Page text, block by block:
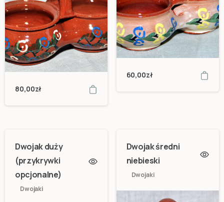
80,00zł
60,00zł
Dwojak duży
(przykrywki
opcjonalne)
Dwojaki
Dwojak średni
niebieski
Dwojaki